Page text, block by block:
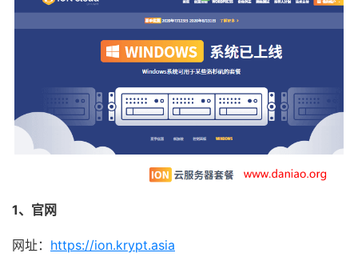
1、官网
网址： https://ion.krypt.asia